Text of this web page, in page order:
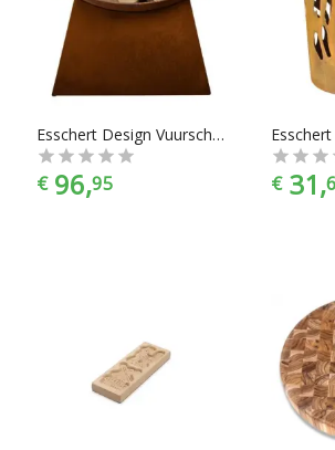
Esschert Design Vuurschaal Vierkant
€ 96,95 € 31,